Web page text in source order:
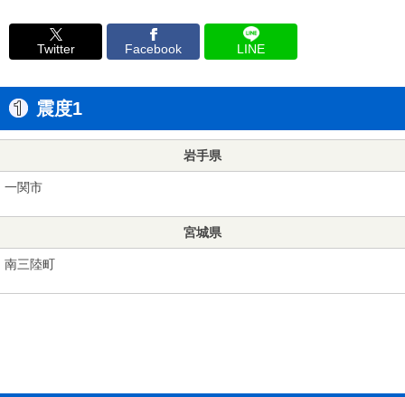
Twitter Facebook LINE
震度1
岩手県
一関市
宮城県
南三陸町